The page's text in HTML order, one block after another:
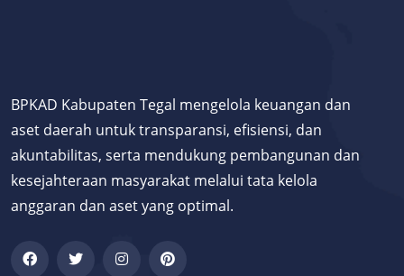
BPKAD Kabupaten Tegal mengelola keuangan dan
aset daerah untuk transparansi, efisiensi, dan
akuntabilitas, serta mendukung pembangunan dan
kesejahteraan masyarakat melalui tata kelola
anggaran dan aset yang optimal.